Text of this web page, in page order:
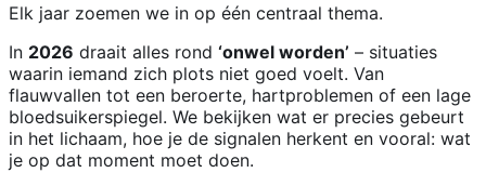
Elk jaar zoemen we in op één centraal thema.
In 2026 draait alles rond ‘onwel worden’ – situaties
waarin iemand zich plots niet goed voelt. Van
flauwvallen tot een beroerte, hartproblemen of een lage
bloedsuikerspiegel. We bekijken wat er precies gebeurt
in het lichaam, hoe je de signalen herkent en vooral: wat
je op dat moment moet doen.